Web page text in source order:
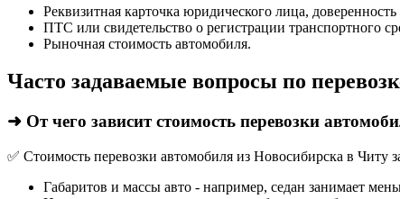
Реквизитная карточка юридического лица,
ПТС или свидетельство о регистрации транспортного
Рыночная стоимость автомобиля.
Часто задаваемые вопросы по
➜ От чего зависит стоимость перевозки
✅ Стоимость перевозки автомобиля из Новосибирска в Читу
Габаритов и массы авто - например, седан занимает